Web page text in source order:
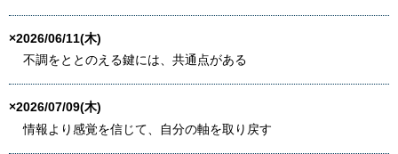
×2026/06/11(木)
不調をととのえる鍵には、共通点がある
×2026/07/09(木)
情報より感覚を信じて、自分の軸を取り戻す